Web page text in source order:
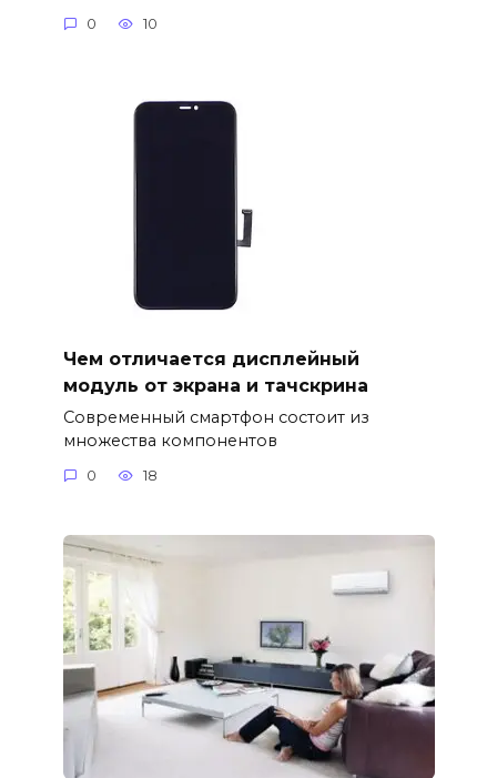
0 10
Чем отличается дисплейный
модуль от экрана и тачскрина
Современный смартфон состоит из
множества компонентов
0 18